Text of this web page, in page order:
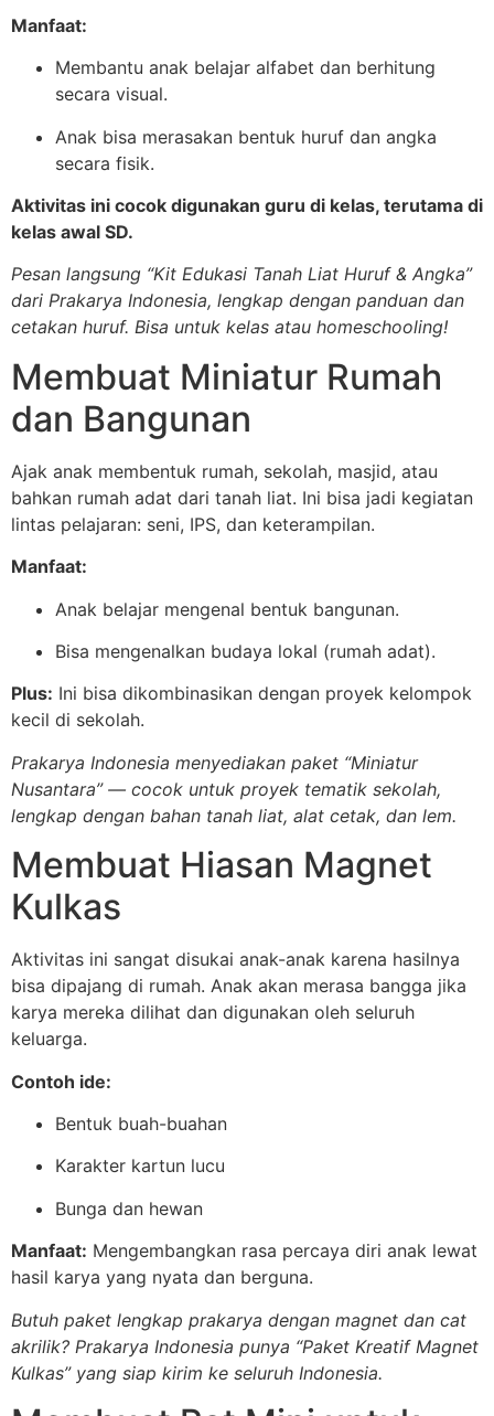
Manfaat:
Membantu anak belajar alfabet dan berhitung
secara visual.
Anak bisa merasakan bentuk huruf dan angka
secara fisik.
Aktivitas ini cocok digunakan guru di kelas, terutama di
kelas awal SD.
Pesan langsung “Kit Edukasi Tanah Liat Huruf & Angka”
dari Prakarya Indonesia, lengkap dengan panduan dan
cetakan huruf. Bisa untuk kelas atau homeschooling!
Membuat Miniatur Rumah
dan Bangunan
Ajak anak membentuk rumah, sekolah, masjid, atau
bahkan rumah adat dari tanah liat. Ini bisa jadi kegiatan
lintas pelajaran: seni, IPS, dan keterampilan.
Manfaat:
Anak belajar mengenal bentuk bangunan.
Bisa mengenalkan budaya lokal (rumah adat).
Plus: Ini bisa dikombinasikan dengan proyek kelompok
kecil di sekolah.
Prakarya Indonesia menyediakan paket “Miniatur
Nusantara” — cocok untuk proyek tematik sekolah,
lengkap dengan bahan tanah liat, alat cetak, dan lem.
Membuat Hiasan Magnet
Kulkas
Aktivitas ini sangat disukai anak-anak karena hasilnya
bisa dipajang di rumah. Anak akan merasa bangga jika
karya mereka dilihat dan digunakan oleh seluruh
keluarga.
Contoh ide:
Bentuk buah-buahan
Karakter kartun lucu
Bunga dan hewan
Manfaat: Mengembangkan rasa percaya diri anak lewat
hasil karya yang nyata dan berguna.
Butuh paket lengkap prakarya dengan magnet dan cat
akrilik? Prakarya Indonesia punya “Paket Kreatif Magnet
Kulkas” yang siap kirim ke seluruh Indonesia.